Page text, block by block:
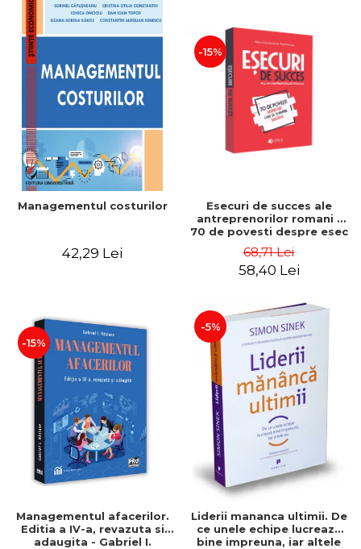
Managementul costurilor
42,29 Lei
-15%
Esecuri de succes ale
antreprenorilor romani -
70 de povesti despre esec
68,71 Lei
58,40 Lei
-15%
Managementul afacerilor.
Editia a IV-a, revazuta si
adaugita - Gabriel I.
-5%
Liderii mananca ultimii. De
ce unele echipe lucreaza
bine impreuna, iar altele